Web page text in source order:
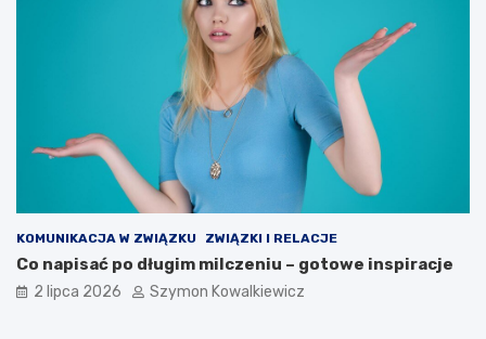
KOMUNIKACJA W ZWIĄZKU ZWIĄZKI I RELACJE
Co napisać po długim milczeniu – gotowe inspiracje
2 lipca 2026 Szymon Kowalkiewicz